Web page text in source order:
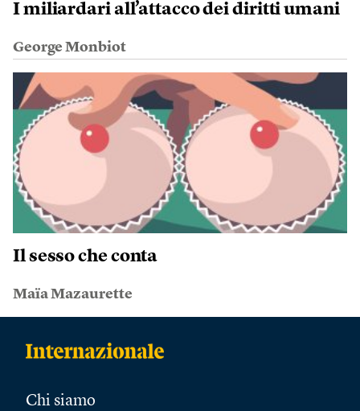
I miliardari all’attacco dei diritti umani
George Monbiot
Il sesso che conta
Maïa Mazaurette
Chi siamo